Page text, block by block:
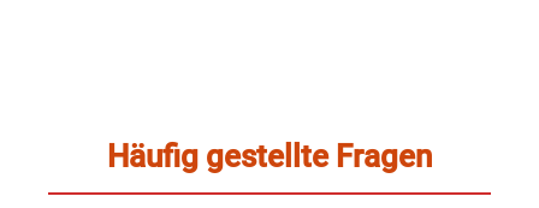
Häufig gestellte Fragen